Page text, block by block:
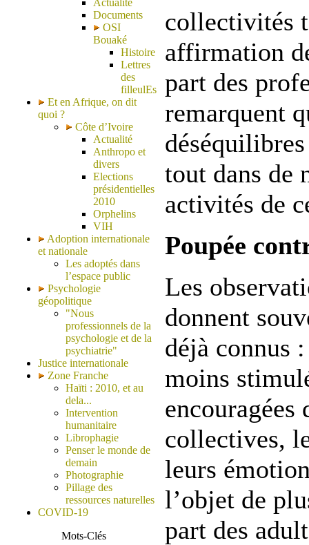
Actualité
Documents
OSI
Bouaké
Histoire
Lettres
des
filleulEs
Et en Afrique, on dit
quoi ?
Côte d’Ivoire
Actualité
Anthropo et
divers
Elections
présidentielles
2010
Orphelins
VIH
Adoption internationale
et nationale
Les adoptés dans
l’espace public
Psychologie
géopolitique
"Nous
professionnels de la
psychologie et de la
psychiatrie"
Justice internationale
Zone Franche
Haïti : 2010, et au
dela...
Intervention
humanitaire
Librophagie
Penser le monde de
demain
Photographie
Pillage des
ressources naturelles
COVID-19
Mots-Clés
collectivités
affirmation
part des
remarquent
tout dans de
activités de
Poupée
Les
donnent
déjà connus
moins
encouragées
collectives,
leurs
l’objet de
part des